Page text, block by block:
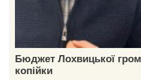
Бюджет Лохвицької
копійки